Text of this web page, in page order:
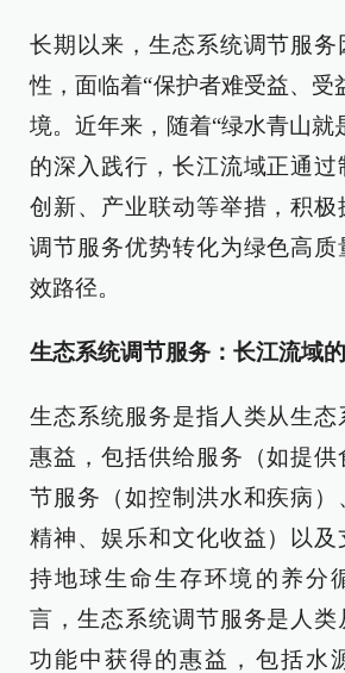
长期以来，生态系统调节服务
性，面临着“保护者难受益、受
境。近年来，随着“绿水青山就
的深入践行，长江流域正通
创新、产业联动等举措，积
调节服务优势转化为绿色高
效路径。
生态系统调节服务：长江流域
生态系统服务是指人类从生
惠益，包括供给服务（如提供
节服务（如控制洪水和疾病）
精神、娱乐和文化收益）以及
持地球生命生存环境的养分
言，生态系统调节服务是人
功能中获得的惠益，包括水